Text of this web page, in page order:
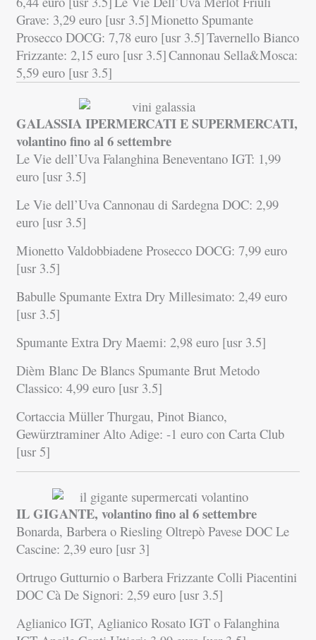
Grave: 3,29 euro [usr 3.5]Mionetto Spumante
Prosecco DOCG: 7,78 euro [usr 3.5]Tavernello Bianco
Frizzante: 2,15 euro [usr 3.5]Cannonau Sella&Mosca:
5,59 euro [usr 3.5]
GALASSIA IPERMERCATI E SUPERMERCATI,
volantino fino al 6settembre
Le Vie dell’Uva Falanghina Beneventano IGT: 1,99
euro [usr 3.5]
Le Vie dell’Uva Cannonau di Sardegna DOC: 2,99
euro [usr 3.5]
Mionetto Valdobbiadene Prosecco DOCG: 7,99 euro
[usr 3.5]
Babulle Spumante Extra Dry Millesimato: 2,49 euro
[usr 3.5]
Spumante Extra Dry Maemi: 2,98 euro [usr 3.5]
Dièm Blanc De Blancs Spumante Brut Metodo
Classico: 4,99 euro [usr 3.5]
Cortaccia Müller Thurgau, Pinot Bianco,
Gewürztraminer Alto Adige: -1 euro con Carta Club
[usr 5]
IL GIGANTE, volantino fino al 6 settembre
Bonarda, Barbera o Riesling Oltrepò Pavese DOC Le
Cascine: 2,39 euro [usr 3]
Ortrugo Gutturnio o Barbera Frizzante Colli Piacentini
DOC Cà De Signori: 2,59 euro [usr 3.5]
Aglianico IGT, Aglianico Rosato IGT o Falanghina